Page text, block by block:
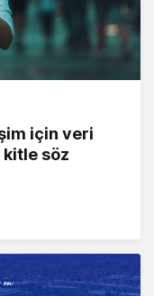
için veri
kitle söz